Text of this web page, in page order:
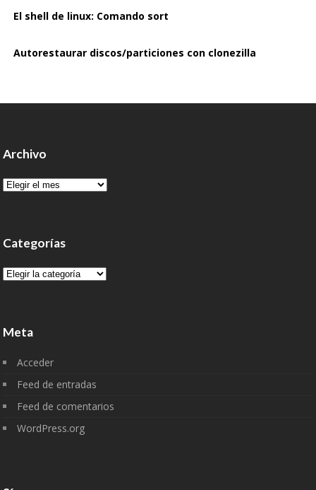
El shell de linux: Comando sort
Autorestaurar discos/particiones con clonezilla
Archivo
Archivo
Categorías
Categorías
Meta
Acceder
Feed de entradas
Feed de comentarios
WordPress.org